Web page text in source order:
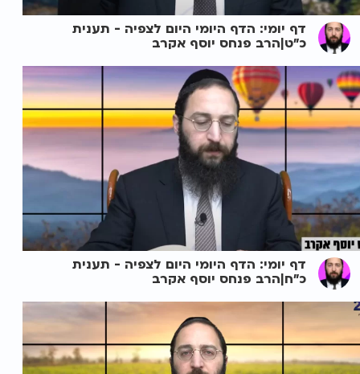
דף יומי: הדף היומי היום לצפיה - תענית
כ"ט|הרב פנחס יוסף אקרב
דף יומי: הדף היומי היום לצפיה - תענית
כ"ח|הרב פנחס יוסף אקרב